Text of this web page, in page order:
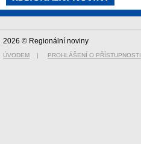
2026 © Regionální noviny
ÚVODEM | PROHLÁŠENÍ O PŘÍSTUPNOSTI